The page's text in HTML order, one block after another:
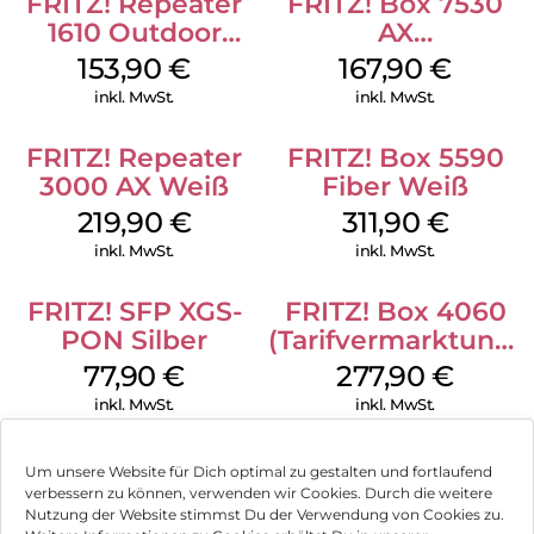
Um unsere Website für Dich optimal zu gestalten und fortlaufend
verbessern zu können, verwenden wir Cookies. Durch die weitere
Nutzung der Website stimmst Du der Verwendung von Cookies zu.
FRITZ!OS ist die intuitive Benutzeroberfläche, mit der Sie die
einzelnen Komponenten einfach verwalten können. Durch
kostenlose Updates erhalten Sie regelmäßig neue
Funktionen und mit den FRITZ!Apps können Sie auch
unterwegs sicher auf Ihr Heimnetz zugreifen.
FRITZ!Box sicherheitshalber:
Um Ihre Kommunikation und Daten vor unbefugtem Zugriff
zu schützen, verfügt die FRITZ!Box 5530 Fiber über ein
ausgeklügeltes Sicherheitskonzept. AVM veröffentlicht
regelmäßig kostenlose Updates, um die Software auf dem
sofort im Keim zu ersticken. Darüber hinaus sind Telefonie,
drahtlose Verbindungen und die Einrichtung nach neuesten
Standards vor unbefugtem Zugriff geschützt.
1610 Outdoor
Weiß
153,90€
inkl. MwSt.
AX
(Tarifvermarktung)
Weiß
167,90€
inkl. MwSt.
FRITZ! Repeater
3000 AX Weiß
219,90 €
inkl. MwSt.
FRITZ! Box 5590
Fiber Weiß
311,90 €
inkl. MwSt.
FRITZ! SFP XGS-
PON Silber
77,90€
inkl. MwSt.
FRITZ! Box 4060
(Tarifvermarktung)
Weiß
277,90€
inkl. MwSt.